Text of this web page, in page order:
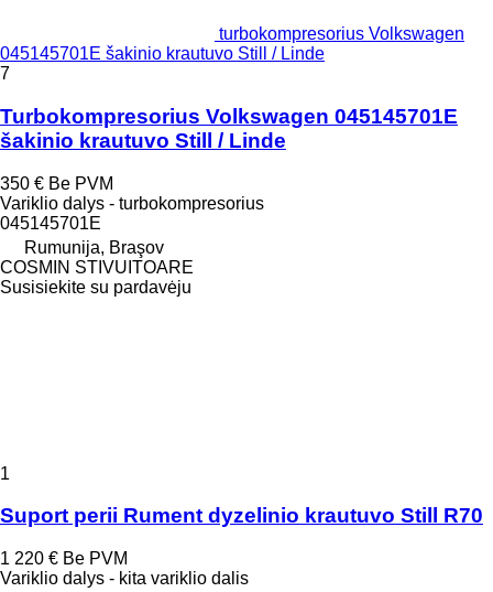
turbokompresorius Volkswagen
045145701E šakinio krautuvo Still / Linde
7
Turbokompresorius Volkswagen 045145701E
šakinio krautuvo Still / Linde
350 € Be PVM
Variklio dalys - turbokompresorius
045145701E
Rumunija, Braşov
COSMIN STIVUITOARE
Susisiekite su pardavėju
1
Suport perii Rument dyzelinio krautuvo Still R70
1 220 € Be PVM
Variklio dalys - kita variklio dalis